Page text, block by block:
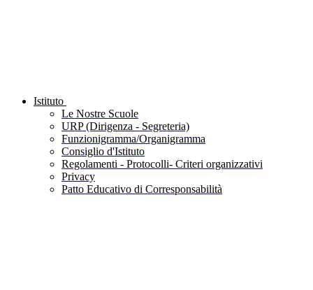
Istituto
Le Nostre Scuole
URP (Dirigenza - Segreteria)
Funzionigramma/Organigramma
Consiglio d'Istituto
Regolamenti - Protocolli- Criteri organizzativi
Privacy
Patto Educativo di Corresponsabilità